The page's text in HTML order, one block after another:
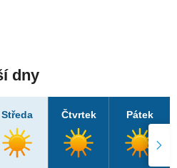
dny
Středa Čtvrtek Pátek